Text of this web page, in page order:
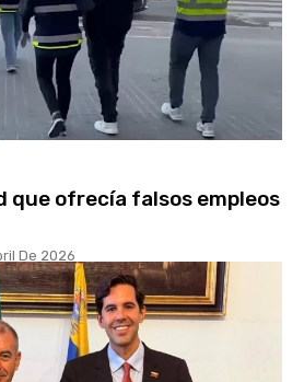
que ofrecía falsos empleos
De 2026